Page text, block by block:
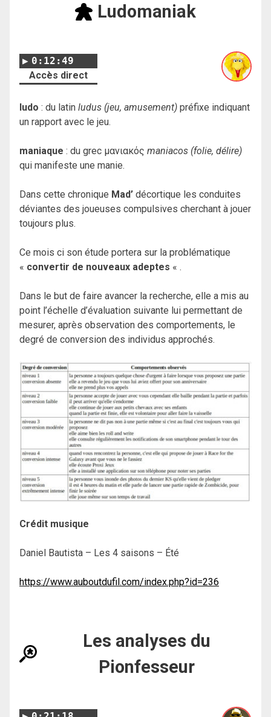
Ludomaniak
0:12:49
Accès direct
ludo : du latin ludus (jeu, amusement) préfixe indiquant
un rapport avec le jeu.
maniaque : du grec μανιακός maniacos (folie, délire)
qui manifeste une manie.
Dans cette chronique Mad’ décortique les conduites
déviantes des joueuses compulsives cherchant à jouer
toujours plus.
Ce mois ci son étude portera sur la problématique
« convertir de nouveaux adeptes « .
Dans le but de faire avancer la recherche, elle a mis au
point l’échelle d’évaluation suivante lui permettant de
mesurer, après observation des comportements, le
degré de conversion des individus approchés.
Crédit musique
Daniel Bautista – Les 4 saisons – Été
https://www.auboutdufil.com/index.php?id=236
Les analyses du
Pionfesseur